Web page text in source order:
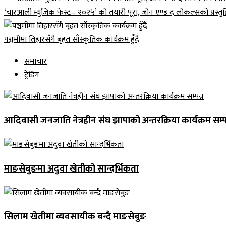
‘चारआली म्युजिक फेस्ट– २०२५’ को तयारी पूरा, जोन एण्ड द लोकल्सको
पञ्चमीमा तिहारसँगै बृहत साँस्कृतिक कार्यक्रम हुँदै
समाचार
ट्रेडिंग
आदिवासी जनजाति नेत्रहीन संघ झापाको अन्तरक्रिया कार्यक्रम
माङसेबुङमा अदुवा खेतीको सान्दर्भिकता
सिलाम खेतीमा व्यवसायीक बन्दै माङसेबुङ